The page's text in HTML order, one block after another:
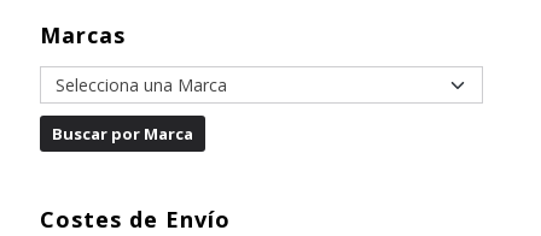
Marcas
Costes de Envío